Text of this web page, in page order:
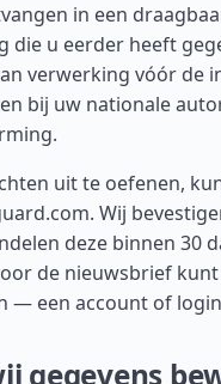
in een
die u eerder heeft
verwerking vóór de
bij uw nationale
uit te oefenen,
. Wij
deze binnen 30
de nieuwsbrief
— een account of
gegevens